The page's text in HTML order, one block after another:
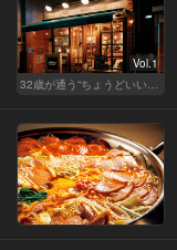
Vol.1
32歳が通う“ちょうどいい”価格の店